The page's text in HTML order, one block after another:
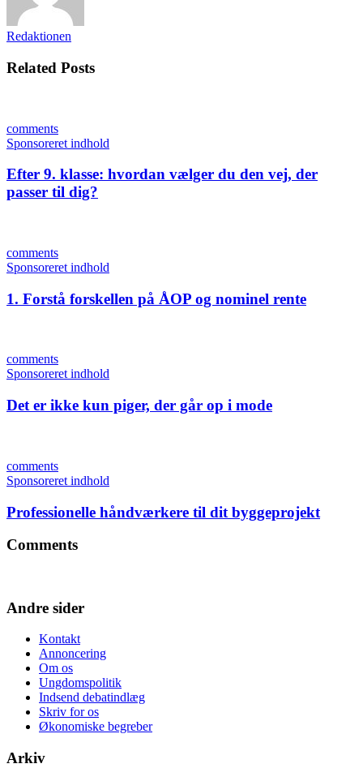
Redaktionen
Related Posts
comments
Sponsoreret indhold
Efter 9. klasse: hvordan vælger du den vej, der
passer til dig?
comments
Sponsoreret indhold
1. Forstå forskellen på ÅOP og nominel rente
comments
Sponsoreret indhold
Det er ikke kun piger, der går op i mode
comments
Sponsoreret indhold
Professionelle håndværkere til dit byggeprojekt
Comments
Andre sider
Kontakt
Annoncering
Om os
Ungdomspolitik
Indsend debatindlæg
Skriv for os
Økonomiske begreber
Arkiv